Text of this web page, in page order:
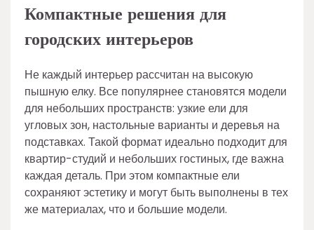
Компактные решения для
городских интерьеров
Не каждый интерьер рассчитан на высокую
пышную елку. Все популярнее становятся модели
для небольших пространств: узкие ели для
угловых зон, настольные варианты и деревья на
подставках. Такой формат идеально подходит для
квартир-студий и небольших гостиных, где важна
каждая деталь. При этом компактные ели
сохраняют эстетику и могут быть выполнены в тех
же материалах, что и большие модели.